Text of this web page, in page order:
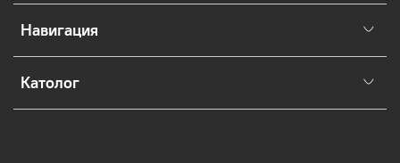
Навигация
Католог